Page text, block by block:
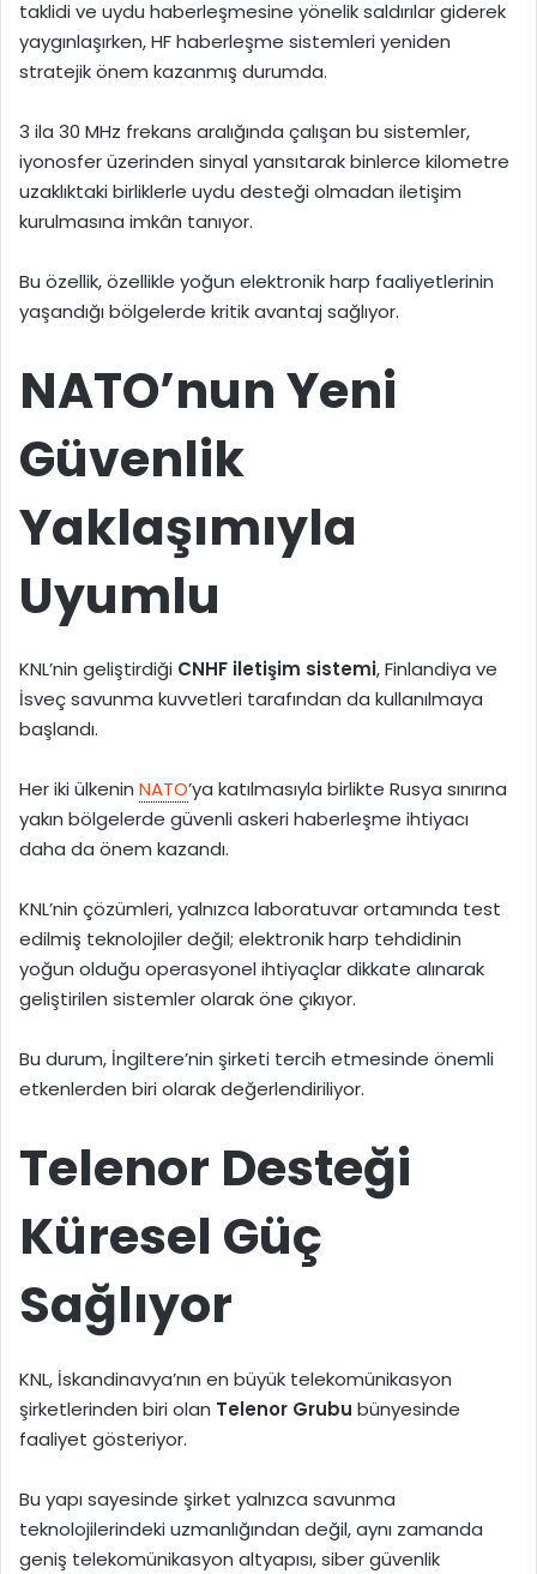
taklidi ve uydu haberleşmesine yönelik saldırılar giderek
yaygınlaşırken, HF haberleşme sistemleri yeniden
stratejik önem kazanmış durumda.
3 ila 30 MHz frekans aralığında çalışan bu sistemler,
iyonosfer üzerinden sinyal yansıtarak binlerce kilometre
uzaklıktaki birliklerle uydu desteği olmadan iletişim
kurulmasına imkân tanıyor.
Bu özellik, özellikle yoğun elektronik harp faaliyetlerinin
yaşandığı bölgelerde kritik avantaj sağlıyor.
NATO’nun Yeni
Güvenlik
Yaklaşımıyla
Uyumlu
KNL’nin geliştirdiği CNHF iletişim sistemi, Finlandiya ve
İsveç savunma kuvvetleri tarafından da kullanılmaya
başlandı.
Her iki ülkenin NATO’ya katılmasıyla birlikte Rusya sınırına
yakın bölgelerde güvenli askeri haberleşme ihtiyacı
daha da önem kazandı.
KNL’nin çözümleri, yalnızca laboratuvar ortamında test
edilmiş teknolojiler değil; elektronik harp tehdidinin
yoğun olduğu operasyonel ihtiyaçlar dikkate alınarak
geliştirilen sistemler olarak öne çıkıyor.
Bu durum, İngiltere’nin şirketi tercih etmesinde önemli
etkenlerden biri olarak değerlendiriliyor.
Telenor Desteği
Küresel Güç
Sağlıyor
KNL, İskandinavya’nın en büyük telekomünikasyon
şirketlerinden biri olan Telenor Grubu bünyesinde
faaliyet gösteriyor.
Bu yapı sayesinde şirket yalnızca savunma
teknolojilerindeki uzmanlığından değil, aynı zamanda
geniş telekomünikasyon altyapısı, siber güvenlik